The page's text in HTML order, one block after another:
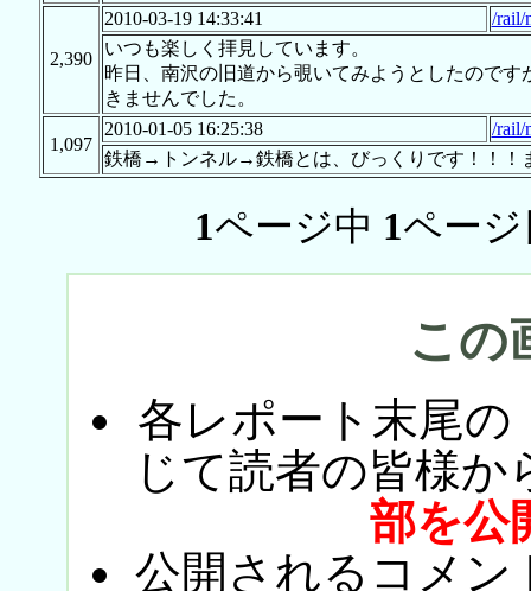
2,390
2010-03-19 14:33:41
/rail/
いつも楽しく拝見しています。
昨日、南沢の旧道から覗いてみようとしたので
きませんでした。
1,097
2010-01-05 16:25:38
/rail/
鉄橋→トンネル→鉄橋とは、びっくりです！！！
1ページ中 1ペー
この
各レポート末尾の
じて読者の皆様か
部を公
公開されるコメン